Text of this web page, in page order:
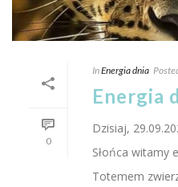
0
InEnergia dnia
Energia
Dzisiaj,
Słońca witamy
Totemem